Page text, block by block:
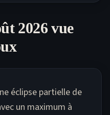
2026 vue
éclipse partielle de
un maximum à